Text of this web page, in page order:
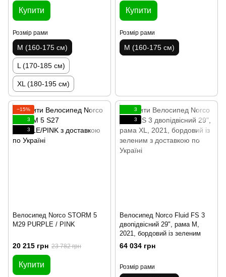
Купити
Розмір рами
M (160-175 см)
L (170-185 см)
XL (180-195 см)
Купити
Розмір рами
M (160-175 см)
−15%
3
3
Велосипед Norco STORM 5
М29 PURPLE / PINK
20 215 грн 23 782 грн
Купити
3
3
Велосипед Norco Fluid FS 3
двопідвісний 29", рама M,
2021, бордовий із зеленим
64 034 грн
Розмір рами